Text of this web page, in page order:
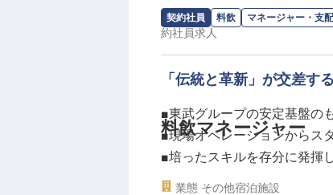
契約社員 料飲 マネージャー・支
料飲マネージャー
求人情報：株式会社東武ホテル
約社員求人
「伝統と革新」が交差す
■東武グループの安定基盤の
■現場オペレーションからス
■培ったスキルを存分に発揮
■充実した各種手当や昇給賞
業態 その他宿泊施設